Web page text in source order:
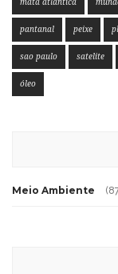
mata atlantica
pantanal peixe
sao paulo satelite
óleo
Meio Ambiente